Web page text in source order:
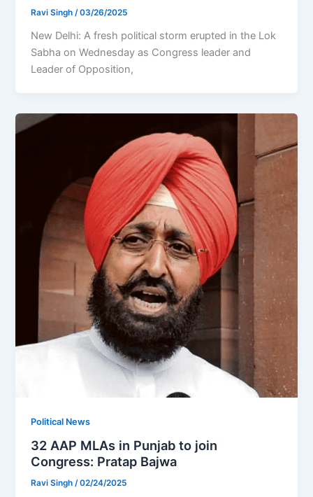
Ravi Singh/03/26/2025
New Delhi: A fresh political storm erupted in the Lok
Sabha on Wednesday as Congress leader and
Leader of Opposition,
Political News
32 AAP MLAs in Punjab to join
Congress: Pratap Bajwa
Ravi Singh/02/24/2025